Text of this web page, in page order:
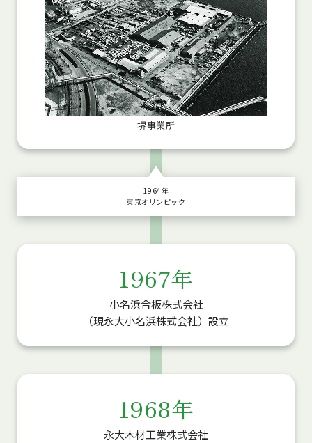
堺事業所
1964年
東京オリンピック
1967年
小名浜合板株式会社
（現永大小名浜株式会社）設立
1968年
永大木材工業株式会社